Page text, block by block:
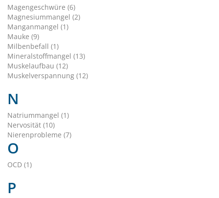
Magengeschwüre (6)
Magnesiummangel (2)
Manganmangel (1)
Mauke (9)
Milbenbefall (1)
Mineralstoffmangel (13)
Muskelaufbau (12)
Muskelverspannung (12)
N
Natriummangel (1)
Nervosität (10)
Nierenprobleme (7)
O
OCD (1)
P